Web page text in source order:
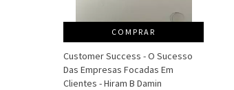
COMPRAR
Customer Success - O Sucesso
Das Empresas Focadas Em
Clientes - Hiram B Damin